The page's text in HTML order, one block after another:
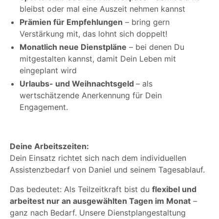
bleibst oder mal eine Auszeit nehmen kannst
Prämien für Empfehlungen – bring gern
Verstärkung mit, das lohnt sich doppelt!
Monatlich neue Dienstpläne – bei denen Du
mitgestalten kannst, damit Dein Leben mit
eingeplant wird
Urlaubs- und Weihnachtsgeld – als
wertschätzende Anerkennung für Dein
Engagement.
Deine Arbeitszeiten:
Dein Einsatz richtet sich nach dem individuellen
Assistenzbedarf von Daniel und seinem Tagesablauf.
Das bedeutet: Als Teilzeitkraft bist du flexibel und
arbeitest nur an ausgewählten Tagen im Monat –
ganz nach Bedarf. Unsere Dienstplangestaltung